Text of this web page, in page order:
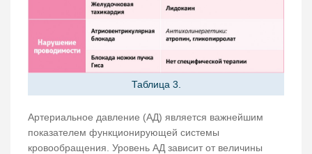
Таблица 3.
Артериальное давление (АД) является важнейшим
показателем функционирующей системы
кровообращения. Уровень АД зависит от величины